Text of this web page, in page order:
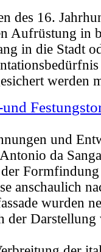
des 16.
Aufrüstung in
in die Stadt
werden
und
da
der
anschaulich
wurden
der